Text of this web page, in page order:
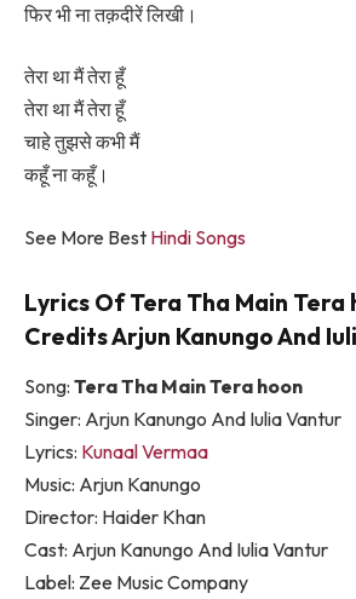
फिर भी ना तक़दीरें लिखी।
तेरा था मैं तेरा हूँ
तेरा था मैं तेरा हूँ
चाहे तुझसे कभी मैं
कहूँ ना कहूँ।
See More Best Hindi Songs
Lyrics Of Tera Tha Main Tera
Credits Arjun Kanungo And
Song: Tera Tha Main Tera hoon
Singer: Arjun Kanungo And Iulia Vantur
Lyrics: Kunaal Vermaa
Music: Arjun Kanungo
Director: Haider Khan
Cast: Arjun Kanungo And Iulia Vantur
Label: Zee Music Company